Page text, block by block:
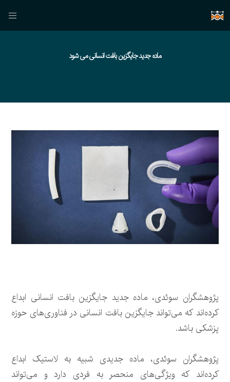
ماده جدید جایگزین بافت انسانی می شود
پژوهشگران سوئدی، ماده جدید جایگزین بافت انسانی ابداع
کرده‌اند که می‌تواند جایگزین بافت انسانی در فناوری‌های حوزه
پزشکی باشد.
پژوهشگران سوئدی، ماده جدیدی شبیه به لاستیک ابداع
کرده‌اند که ویژگی‌های منحصر به فردی دارد و می‌تواند